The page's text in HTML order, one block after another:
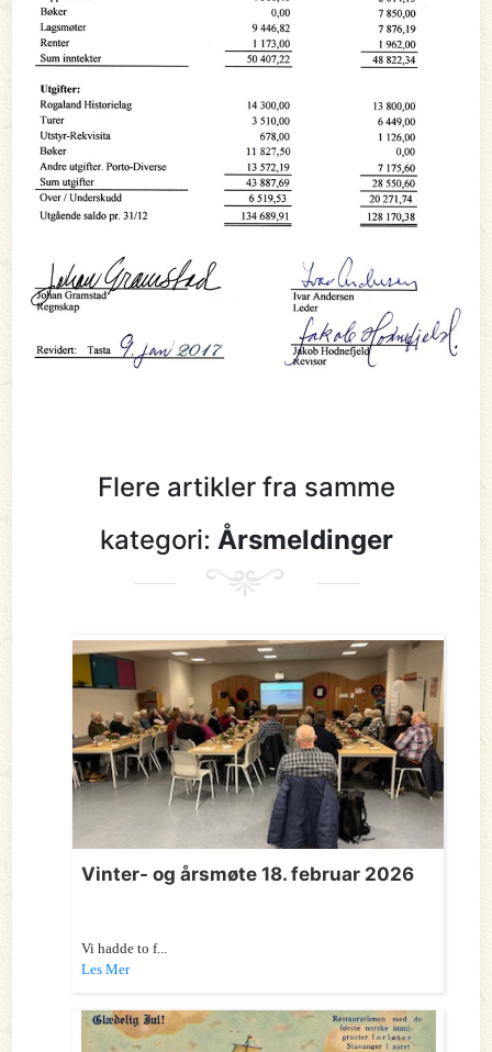
Flere artikler fra samme
kategori: Årsmeldinger
Vinter- og årsmøte 18. februar 2026
Vi hadde to f...
Les Mer